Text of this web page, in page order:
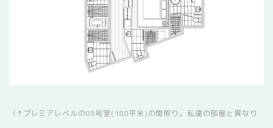
（↑プレミアレベルの03号室(180平米)の間取り。私達の部屋と異なり